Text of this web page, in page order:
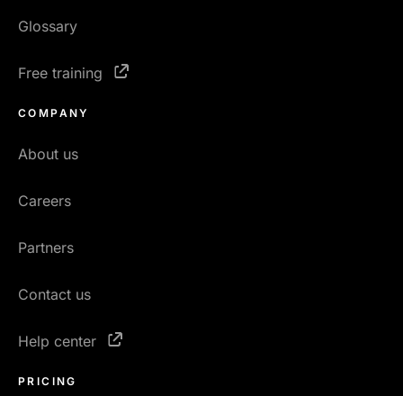
Glossary
Free training
COMPANY
About us
Careers
Partners
Contact us
Help center
PRICING